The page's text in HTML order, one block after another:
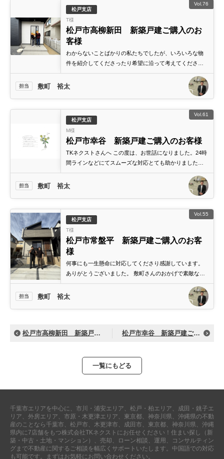
Vol.76
松戸支店
T様
松戸市高柳新田 新築戸建ご購入のお
客様
わからないことばかりの私たちでしたが、いろいろな物
件を紹介してくださったり希望に沿って考えてくださっ
たりと大変お世話になりました。新居でのこれからの生
活が楽しみです。ありがとうございました！
担当 敷町 裕太
Vol.61
松戸支店
M様
松戸市幸谷 新築戸建ご購入のお客様
TKネクストさんへ この度は、お世話になりました。24時
間ラインなどにてスムーズな対応とても助かりました。
ありがとうございました＼(^o^)／
担当 敷町 裕太
Vol.55
松戸支店
T様
松戸市常盤平 新築戸建ご購入のお客
様
何事にも一生懸命に対応してくださり感謝しています。
ありがとうございました。 敷町さんのおかげで素敵な家
を見つけることができてとても嬉しいです。
担当 敷町 裕太
松戸市高柳新田 新築戸建ご購入のお客様 松戸市幸谷 新築戸建ご購入のお客様
一覧にもどる
千葉市エリアを中心に、市川・浦安エリア、松戸・柏エリア、成田・銚子エ
リア、外房エリア、市原・木更津エリア、東京都、神奈川県、沖縄県の不動
産のことなら千葉市、松戸市、木更津市、成田市、東京都、神奈川県、沖縄
県内に7店舗をもつ株式会社TKネクストにお任せください！住まい探し（新
築・中古・土地・マンション）、売却、ローン相談、運用、コンサルティン
グまで不動産に関するご相談を幅広くサポートいたします。中国語での対応
も可能です。まずはお気軽にお問い合わせください。
松戸･柏方面エリアの土地
成田･銚子方面エリア
成田･銚子方面エリアの新築一戸建
成田･銚子方面エリアの中古一戸建
成田･銚子方面エリアのマンション
成田･銚子方面エリアの土地
四街道･佐倉･八千代方面エリアの新築一戸建
四街道･佐倉･八千代方面エリアの中古一戸建
四街道･佐倉･八千代方面エリアのマンション
四街道･佐倉･八千代方面エリアの土地
船橋･市川･浦安方面エリア
船橋･市川･浦安方面エリアの新築一戸建
船橋･市川･浦安方面エリアの中古一戸建
船橋･市川･浦安方面エリアのマンション
船橋･市川･浦安方面エリアの土地
千葉市エリア
千葉市エリアの中古一戸建
千葉市エリアのマンション
千葉市エリアの土地
外房エリア
外房エリアの新築一戸建
外房エリアの中古一戸建
外房エリアのマンション
外房エリアの土地
内房エリア
内房エリアのマンション
東京全域エリアの新築一戸建
東京全域エリアのマンション
神奈川全域エリア
神奈川全域エリアの新築一戸建
神奈川全域エリアの中古一戸建
神奈川全域エリアのマンション
神奈川全域エリアの土地